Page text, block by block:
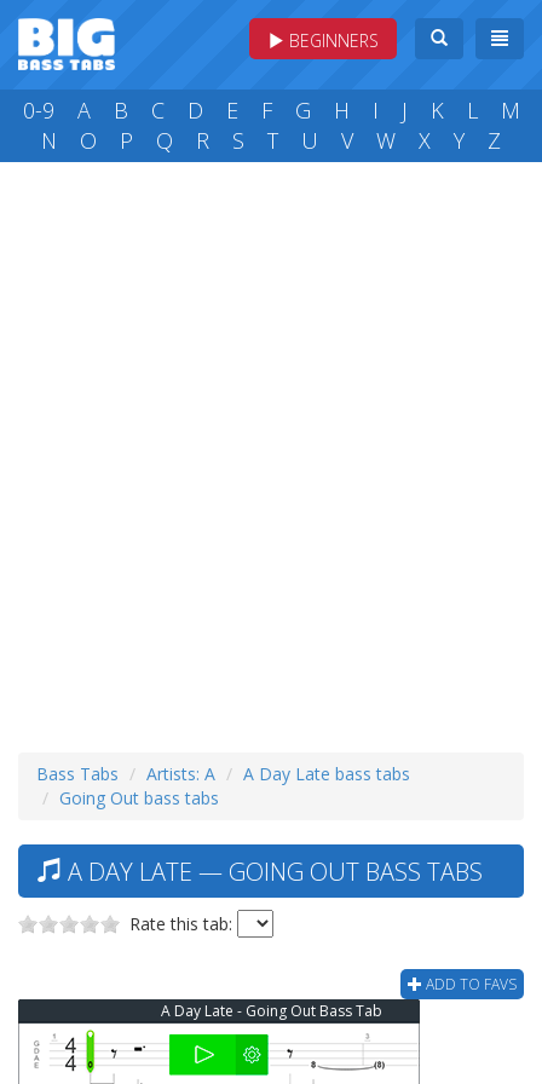
BEGINNERS
0-9 A B C D E F G H I J K L
M
N
O P Q R S T U V W X Y Z
Bass Tabs Artists: A
A Day Late bass tabs
Going Out bass tabs
A DAY LATE — GOING OUT BASS TABS
Rate this tab:
ADD TO FAVS
A Day Late - Going Out Bass Tab